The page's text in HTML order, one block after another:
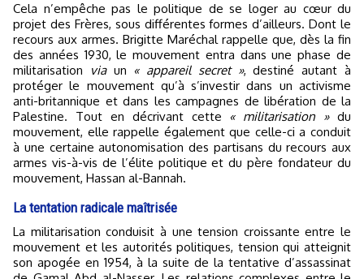
Cela n’empêche pas le politique de se loger au cœur du
projet des Frères, sous différentes formes d’ailleurs. Dont le
recours aux armes. Brigitte Maréchal rappelle que, dès la fin
des années 1930, le mouvement entra dans une phase de
militarisation
via un « appareil secret », destiné autant à
protéger le mouvement qu’à s’investir dans un activisme
anti-britannique et dans les campagnes de libération de la
Palestine. Tout en décrivant cette « militarisation »du
mouvement, elle rappelle également que celle-ci a conduit
à une certaine autonomisation des partisans du recours aux
armes vis-à-vis de l’élite politique et du père fondateur du
mouvement, Hassan al-Bannah.
La tentation radicale maîtrisée
La militarisation conduisit à une tension croissante entre le
mouvement et les autorités politiques, tension qui atteignit
son apogée en 1954, à la suite de la tentative d’assassinat